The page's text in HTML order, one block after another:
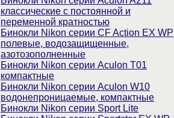
классические с постоянной и
переменной кратностью
Бинокли Nikon серии СF Action EX WP
полевые, водозащищенные,
азотозополненные
Бинокли Nikon серии Aculon T01
компактные
Бинокли Nikon серии Aculon W10
водонепроницаемые, компактные
Бинокли Nikon серии Sport Lite